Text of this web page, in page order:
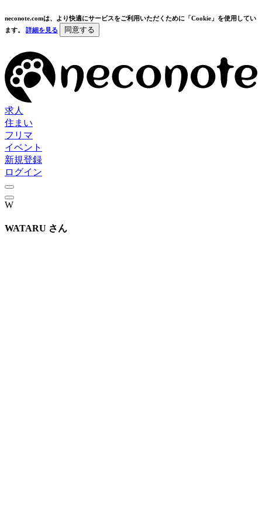
neconote.comは、より快適にサービスをご利用いただくために「Cookie」を使用してい
ます。 詳細を見る 同意する
求人
住まい
フリマ
イベント
新規登録
ログイン
W
WATARU さん